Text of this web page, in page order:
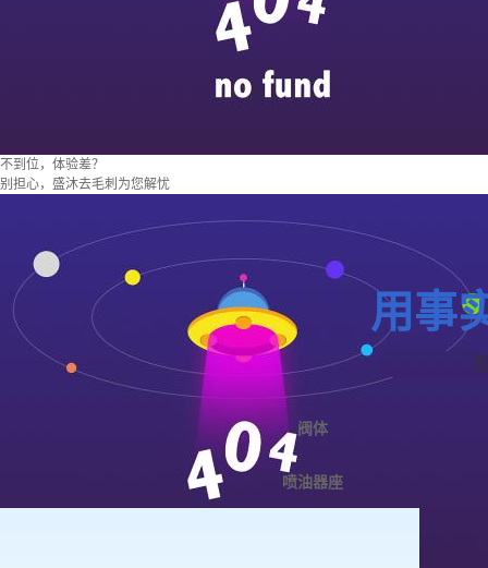
不到位，体验差？
别担心，盛沐去毛刺为您解忧
用事
阀体
喷油器座